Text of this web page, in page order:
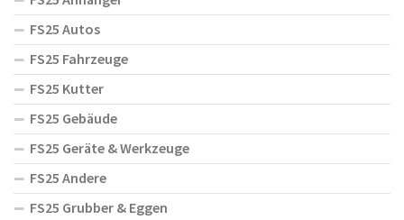
FS25 Autos
FS25 Fahrzeuge
FS25 Kutter
FS25 Gebäude
FS25 Geräte & Werkzeuge
FS25 Andere
FS25 Grubber & Eggen